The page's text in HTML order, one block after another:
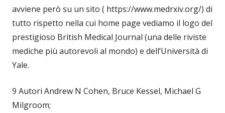
avviene però su un sito ( https://www.medrxiv.org/) di
tutto rispetto nella cui home page vediamo il logo del
prestigioso British Medical Journal (una delle riviste
mediche più autorevoli al mondo) e dell’Università di
Yale.
9 Autori Andrew N Cohen, Bruce Kessel, Michael G
Milgroom;